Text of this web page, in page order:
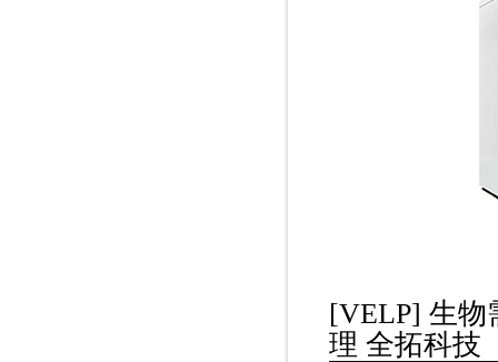
[VELP] 生物
理 全拓科技